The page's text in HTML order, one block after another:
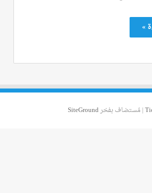
»
| مُستضاف بفخرSiteGround